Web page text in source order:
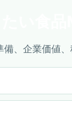
、企業価値